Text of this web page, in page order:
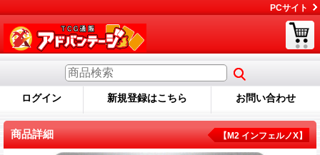
PCサイト
ログイン 新規登録はこちら お問い合わせ
商品詳細 【M2 インフェルノX】